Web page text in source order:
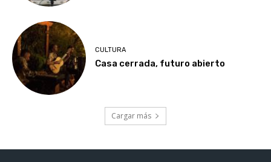
CULTURA
Casa cerrada, futuro abierto
Cargar más